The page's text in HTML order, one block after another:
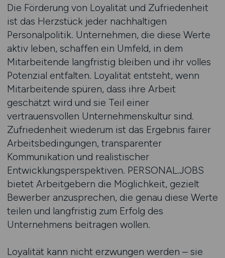
Die Förderung von Loyalität und Zufriedenheit
ist das Herzstück jeder nachhaltigen
Personalpolitik. Unternehmen, die diese Werte
aktiv leben, schaffen ein Umfeld, in dem
Mitarbeitende langfristig bleiben und ihr volles
Potenzial entfalten. Loyalität entsteht, wenn
Mitarbeitende spüren, dass ihre Arbeit
geschätzt wird und sie Teil einer
vertrauensvollen Unternehmenskultur sind.
Zufriedenheit wiederum ist das Ergebnis fairer
Arbeitsbedingungen, transparenter
Kommunikation und realistischer
Entwicklungsperspektiven. PERSONAL.JOBS
bietet Arbeitgebern die Möglichkeit, gezielt
Bewerber anzusprechen, die genau diese Werte
teilen und langfristig zum Erfolg des
Unternehmens beitragen wollen.
Loyalität kann nicht erzwungen werden – sie